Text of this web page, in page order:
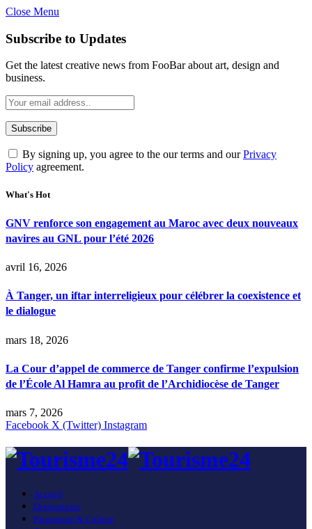
Close Menu
Subscribe to Updates
Get the latest creative news from FooBar about art, design and
business.
By signing up, you agree to the our terms and ourPrivacy
Policy agreement.
What's Hot
GNV renforce son engagement au Maroc avec deux nouveaux
navires au GNL pour l’été 2026
avril 16, 2026
À Tanger, un iftar interreligieux pour célébrer la coexistence et
le dialogue
mars 18, 2026
La Cour d’appel de commerce de Tanger confirme l’expulsion
de l’École Al Hamra au profit de l’Archidiocèse de Tanger
mars 7, 2026
Facebook X (Twitter) Instagram
Accueil
Destinations
Patrimoine & Culture